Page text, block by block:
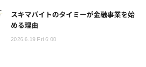
スキマバイトのタイミーが金融事業を始
める理由
2026.6.19 Fri 6:00